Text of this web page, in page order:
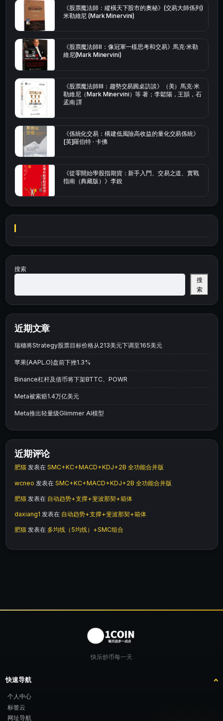
《股票魔法師：縱橫天下股市的奧秘》(交易大師係列)
米勒維尼 (Mark Minervini)
《股票魔法師Ⅱ：像冠軍一樣思考和交易》馬克·米勒
維尼(Mark Minervini)
《股票魔法師Ⅲ：趨勢交易圓桌訪談》（美）馬克·米
勒維尼（Mark Minervini）等 著；李鬆陽，王韻，石
孟南 譯
《係統化交易：構建低風險高收益的量化交易係統》
[英]羅伯特 · 卡佛
《從零開始學股指期貨：新手入門、交易之道、實戰
指南（典藏版）》李銳
搜索
搜
索
近期文章
瑞穗将Strategy股票目标价格从213美元下调至165美元
苹果(AAPL.O)盘前下挫1.3%
Binance杠杆及借币将下架BTTC、POWR
Meta被索赔1.4万亿美元
Meta推出轻量级Glimmer AI模型
近期评论
肥猫 发表在 SMC+KC+MACD+KDJ+2B 全功能合并版
wcneo 发表在 SMC+KC+MACD+KDJ+2B 全功能合并版
肥猫 发表在 自动趋势+支撑+斐波那契+箱体
daxiang1 发表在 自动趋势+支撑+斐波那契+箱体
肥猫 发表在 多均线（5均线）+SMC组合
快乐炒币每一天
快速导航
个人中心
标签云
网址导航